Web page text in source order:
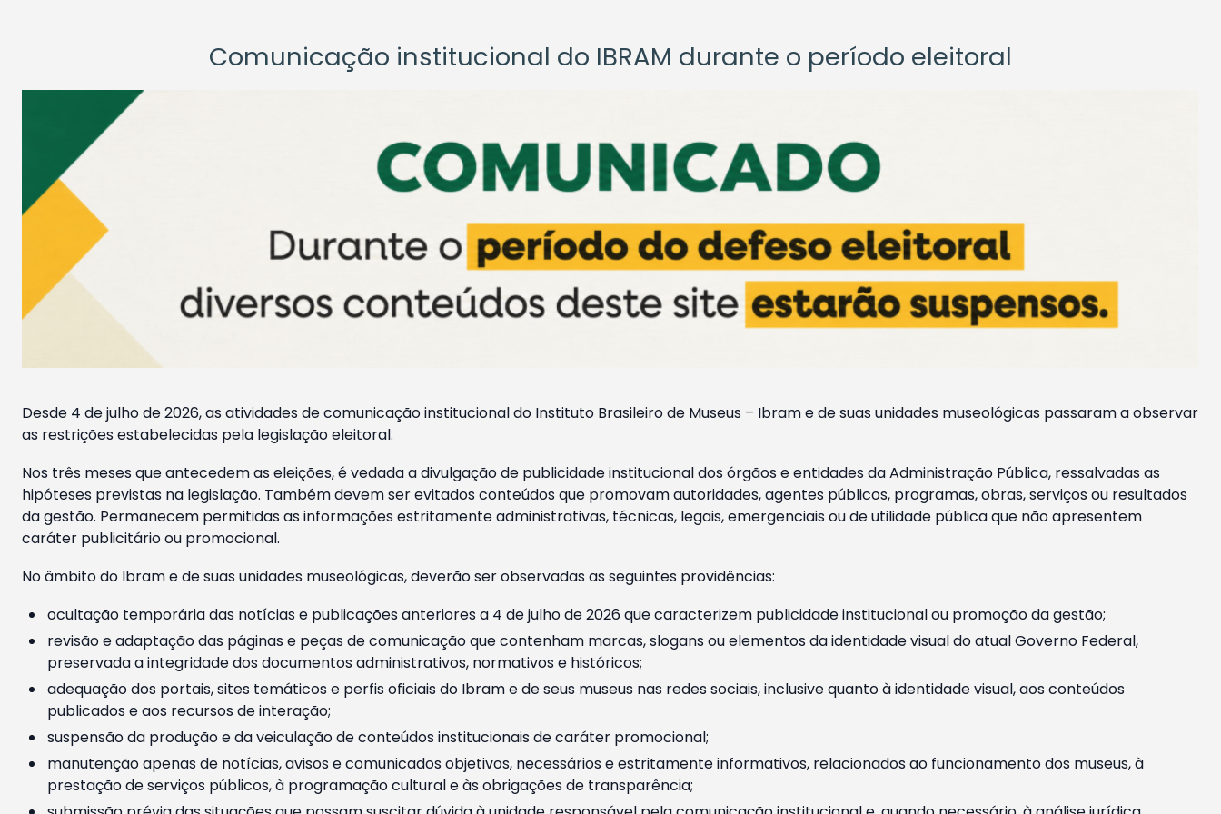
Comunicação institucional do IBRAM durante o período eleitoral
Desde 4 de julho de 2026, as atividades de comunicação institucional do Instituto Brasileiro de Museus – Ibram e de suas unidades museológicas passaram a observar
as restrições estabelecidas pela legislação eleitoral.
Nos três meses que antecedem as eleições, é vedada a divulgação de publicidade institucional dos órgãos e entidades da Administração Pública, ressalvadas as
hipóteses previstas na legislação. Também devem ser evitados conteúdos que promovam autoridades, agentes públicos, programas, obras, serviços ou resultados
da gestão. Permanecem permitidas as informações estritamente administrativas, técnicas, legais, emergenciais ou de utilidade pública que não apresentem
caráter publicitário ou promocional.
No âmbito do Ibram e de suas unidades museológicas, deverão ser observadas as seguintes providências:
ocultação temporária das notícias e publicações anteriores a 4 de julho de 2026 que caracterizem publicidade institucional ou promoção da gestão;
revisão e adaptação das páginas e peças de comunicação que contenham marcas, slogans ou elementos da identidade visual do atual Governo Federal,
preservada a integridade dos documentos administrativos, normativos e históricos;
adequação dos portais, sites temáticos e perfis oficiais do Ibram e de seus museus nas redes sociais, inclusive quanto à identidade visual, aos conteúdos
publicados e aos recursos de interação;
suspensão da produção e da veiculação de conteúdos institucionais de caráter promocional;
manutenção apenas de notícias, avisos e comunicados objetivos, necessários e estritamente informativos, relacionados ao funcionamento dos museus, à
prestação de serviços públicos, à programação cultural e às obrigações de transparência;